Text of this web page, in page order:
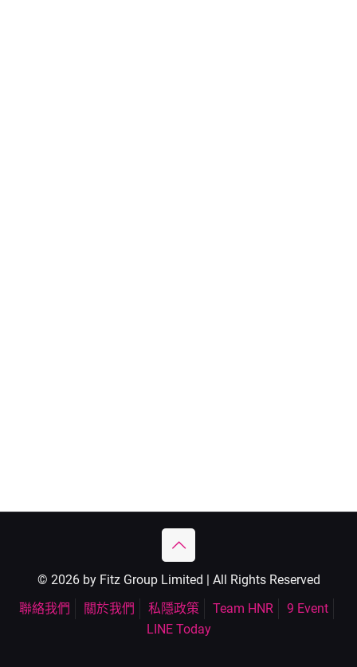
© 2026 by Fitz Group Limited | All Rights Reserved
聯絡我們
關於我們 私隱政策 Team HNR
9 Event
LINE Today